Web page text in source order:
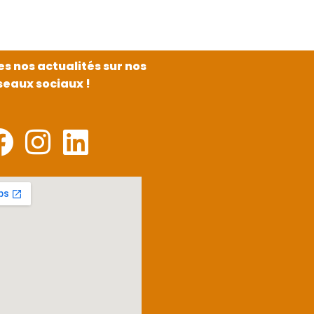
nos actualités sur nos
sociaux !